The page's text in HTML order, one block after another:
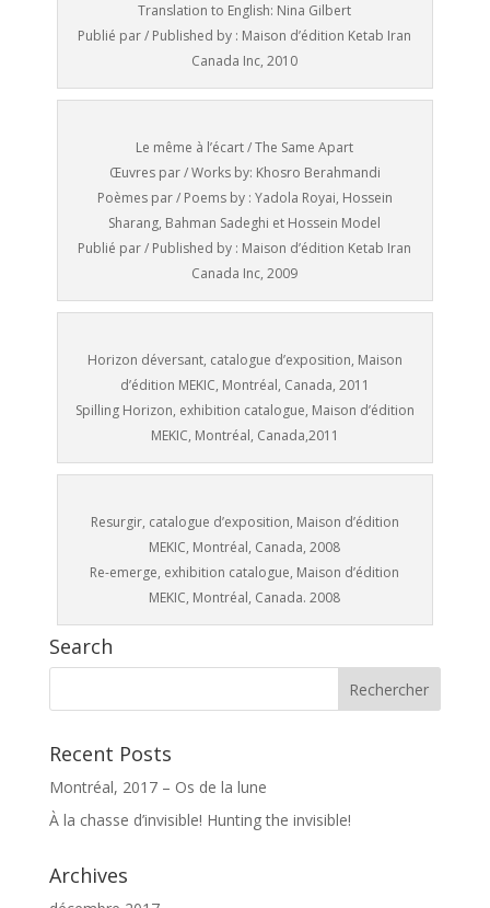
Translation to English: Nina Gilbert
Publié par / Published by : Maison d’édition Ketab Iran
Canada Inc, 2010
Le même à l’écart / The Same Apart
Œuvres par / Works by: Khosro Berahmandi
Poèmes par / Poems by : Yadola Royai, Hossein
Sharang, Bahman Sadeghi et Hossein Model
Publié par / Published by : Maison d’édition Ketab Iran
Canada Inc, 2009
Horizon déversant, catalogue d’exposition, Maison
d’édition MEKIC, Montréal, Canada, 2011
Spilling Horizon, exhibition catalogue, Maison d’édition
MEKIC, Montréal, Canada,2011
Resurgir, catalogue d’exposition, Maison d’édition
MEKIC, Montréal, Canada, 2008
Re-emerge, exhibition catalogue, Maison d’édition
MEKIC, Montréal, Canada. 2008
Search
Recent Posts
Montréal, 2017 – Os de la lune
À la chasse d’invisible! Hunting the invisible!
Archives